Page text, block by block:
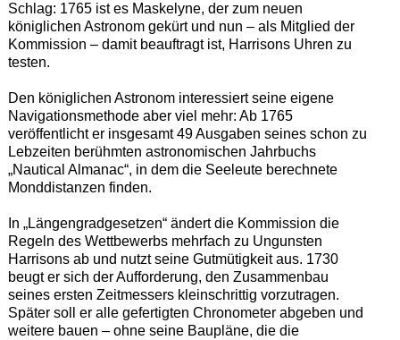
Schlag: 1765 ist es Maskelyne, der zum neuen
königlichen Astronom gekürt und nun – als Mitglied der
Kommission – damit beauftragt ist, Harrisons Uhren zu
testen.
Den königlichen Astronom interessiert seine eigene
Navigationsmethode aber viel mehr: Ab 1765
veröffentlicht er insgesamt 49 Ausgaben seines schon zu
Lebzeiten berühmten astronomischen Jahrbuchs
„Nautical Almanac“, in dem die Seeleute berechnete
Monddistanzen finden.
In „Längengradgesetzen“ ändert die Kommission die
Regeln des Wettbewerbs mehrfach zu Ungunsten
Harrisons ab und nutzt seine Gutmütigkeit aus. 1730
beugt er sich der Aufforderung, den Zusammenbau
seines ersten Zeitmessers kleinschrittig vorzutragen.
Später soll er alle gefertigten Chronometer abgeben und
weitere bauen – ohne seine Baupläne, die die